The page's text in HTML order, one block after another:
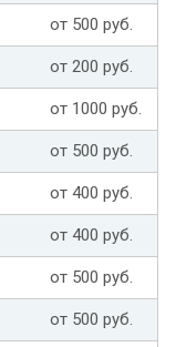
от 500 руб.
от 200 руб.
от 1000 руб.
от 500 руб.
от 400 руб.
от 400 руб.
от 500 руб.
от 500 руб.